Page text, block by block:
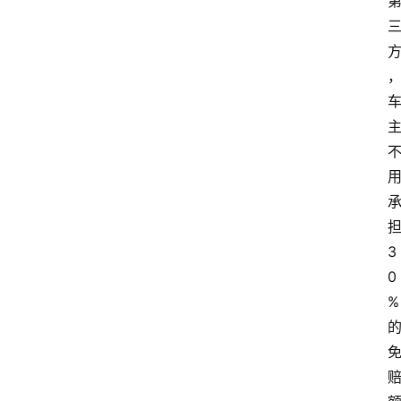
三
方
，
车
主
不
用
承
担
3
0
%
的
免
赔